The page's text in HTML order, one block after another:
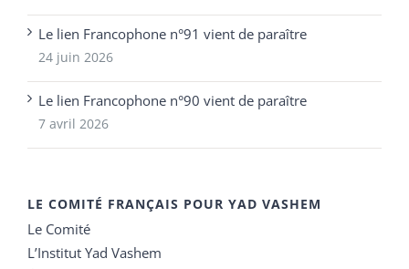
Le lien Francophone n°91 vient de paraître
24 juin 2026
Le lien Francophone n°90 vient de paraître
7 avril 2026
LE COMITÉ FRANÇAIS POUR YAD VASHEM
Le Comité
L’Institut Yad Vashem